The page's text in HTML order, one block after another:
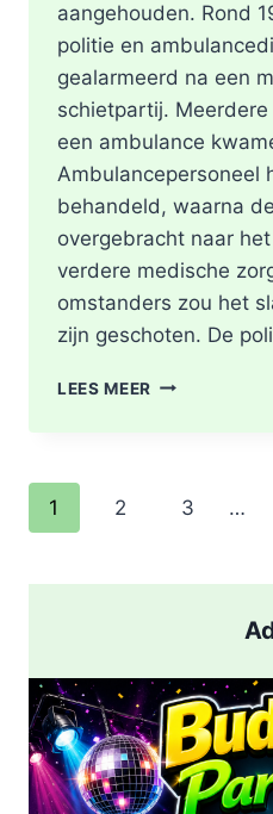
aangehouden. Rond
politie en
gealarmeerd na een
schietpartij.
een ambulance
Ambulancepersoneel
behandeld, waarna
overgebracht naar
verdere medische
omstanders zou het
zijn geschoten. De
LEES MEER SCHOTEN
GEWONDE
NA
Paginanavigatie
1 2 3 …